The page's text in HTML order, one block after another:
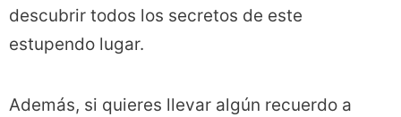
descubrir todos los secretos de este
estupendo lugar.
Además, si quieres llevar algún recuerdo a